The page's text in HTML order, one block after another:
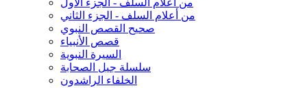
من أعلام السلف - الجزء الأول
من أعلام السلف - الجزء الثاني
صحيح القصص النبوي
قصص الأنبياء
السيرة النبوية
سلسلة جيل الصحابة
الخلفاء الراشدون